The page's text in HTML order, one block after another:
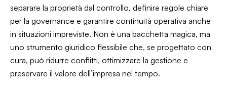
separare la proprietà dal controllo, definire regole chiare
per la governance e garantire continuità operativa anche
in situazioni impreviste. Non è una bacchetta magica, ma
uno strumento giuridico flessibile che, se progettato con
cura, può ridurre conflitti, ottimizzare la gestione e
preservare il valore dell’impresa nel tempo.